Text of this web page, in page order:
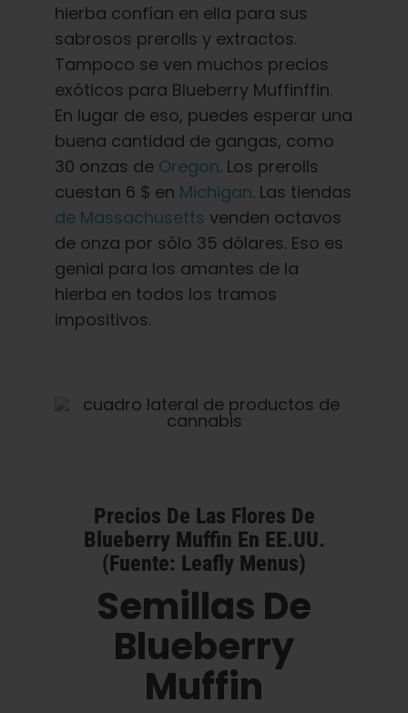
hierba confían en ella para sus
sabrosos prerolls y extractos.
Tampoco se ven muchos precios
exóticos para Blueberry Muffinffin.
En lugar de eso, puedes esperar una
buena cantidad de gangas, como
30 onzas de Oregon. Los prerolls
cuestan 6 $ en Michigan. Las tiendas
de Massachusetts venden octavos
de onza por sólo 35 dólares. Eso es
genial para los amantes de la
hierba en todos los tramos
impositivos.
Precios De Las Flores De
Blueberry Muffin En EE.UU.
(Fuente: Leafly Menus)
Semillas De
Blueberry
Muffin